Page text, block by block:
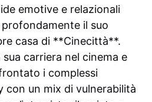
emotive e relazionali
il suo
casa di **Cinecittà**.
sua carriera nel cinema e
i complessi
con un mix di vulnerabilità